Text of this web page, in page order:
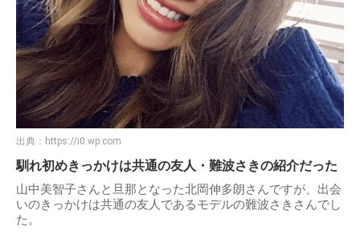
出典： https://i0.wp.com
馴れ初めきっかけは共通の友人・難波さきの紹介だった
山中美智子さんと旦那となった北岡伸多朗さんですが、出会
いのきっかけは共通の友人であるモデルの難波さきさんでし
た。